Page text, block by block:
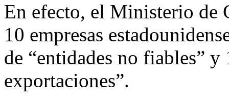
En efecto, el Ministerio de
10 empresas
de “entidades no fiables”
exportaciones”.